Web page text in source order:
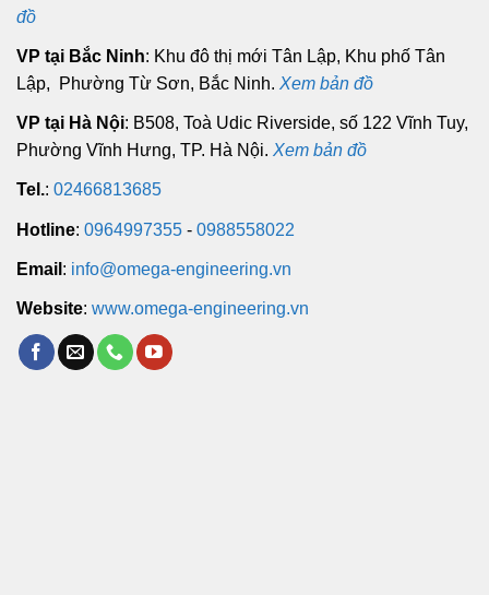
đồ
VP tại Bắc Ninh: Khu đô thị mới Tân Lập, Khu phố Tân
Lập, Phường Từ Sơn, Bắc Ninh. Xem bản đồ
VP tại Hà Nội: B508, Toà Udic Riverside, số 122 Vĩnh Tuy,
Phường Vĩnh Hưng, TP. Hà Nội. Xem bản đồ
Tel.: 02466813685
Hotline: 0964997355 - 0988558022
Email : info@omega-engineering.vn
Website: www.omega-engineering.vn